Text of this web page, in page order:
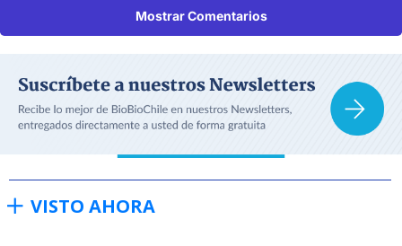
Mostrar Comentarios
VISTO AHORA